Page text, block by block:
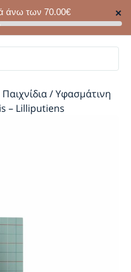
άνω των 70.00€ ✕
/Υφασμάτινη
– Lilliputiens